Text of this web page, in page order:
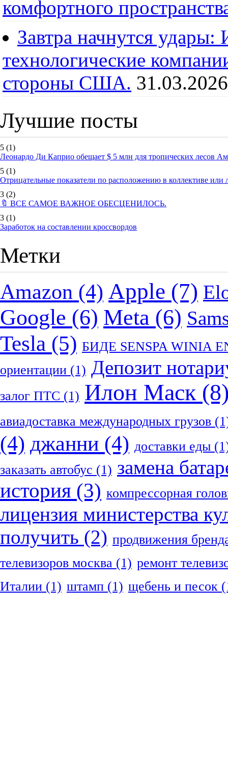
комфортного
Завтра начнутся
технологические
стороны США. 31.03.2026
Лучшие посты
5 (1)
Леонардо Ди Каприо обещает $ 5 млн для тропических лесов
5 (1)
Отрицательные показатели по расположению в коллективе
3 (2)
🔖 ВСЕ САМОЕ ВАЖНОЕ ОБЕСЦЕНИЛОСЬ.
3 (1)
Заработок на составлении кроссвордов
Метки
Amazon (4) Apple (7)
Google (6) Meta (6)
Tesla (5) БИДЕ SENSPA WINIA
ориентации (1) Депозит
залог ПТС (1) Илон Маск
авиадоставка международных грузов
(4) джанни (4) доставки еды
заказать автобус (1) замена
история (3) компрессорная
лицензия министерства
получить (2) продвижения
телевизоров москва (1) ремонт
Италии (1) штамп (1) щебень и песок